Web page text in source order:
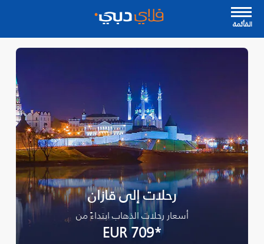
القأئمة
رحلات إلى قازان
أسعار رحلات الذهاب ابتداءً من
*EUR 709